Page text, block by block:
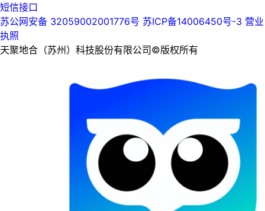
短信接口
苏公网安备 32059002001776号 苏ICP备14006450号-3 营业
执照
天聚地合（苏州）科技股份有限公司©版权所有